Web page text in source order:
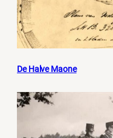
De Halve Maone